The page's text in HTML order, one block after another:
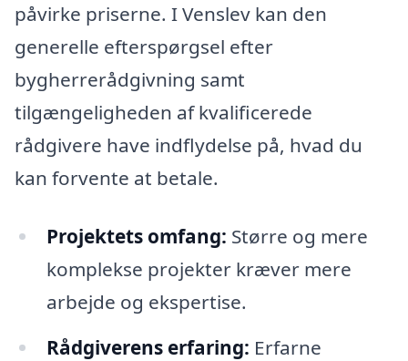
påvirke priserne. I Venslev kan den
generelle efterspørgsel efter
bygherrerådgivning samt
tilgængeligheden af kvalificerede
rådgivere have indflydelse på, hvad du
kan forvente at betale.
Projektets omfang: Større og mere
komplekse projekter kræver mere
arbejde og ekspertise.
Rådgiverens erfaring: Erfarne